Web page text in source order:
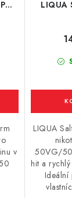
v
LIQUA
LIQUA
50VG/
hit a rychlý
Ideální